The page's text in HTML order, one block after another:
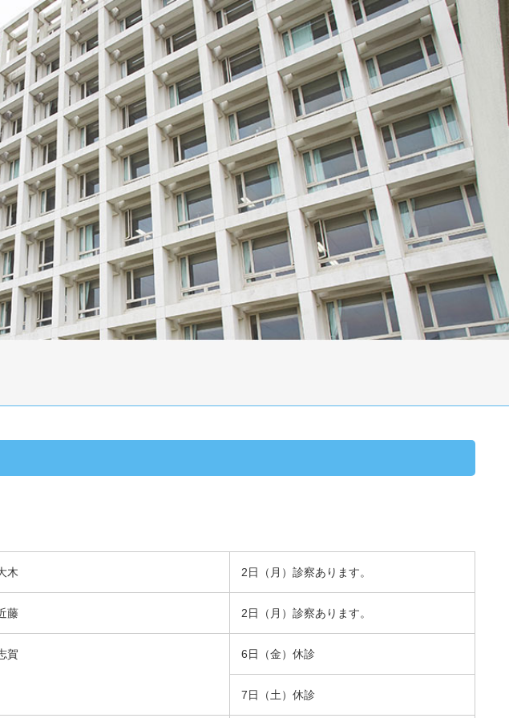
木 2日（月）診察あります。
藤 2日（月）診察あります。
賀 6日（金）休診
7日（土）休診